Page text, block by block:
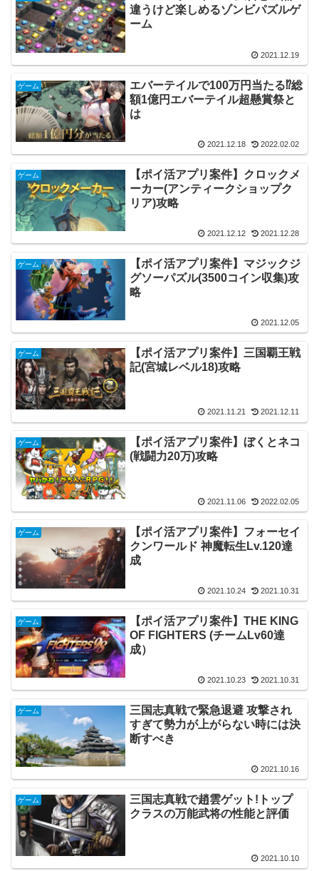
違うけど楽しめるゾンビパズルゲ
ーム
2021.12.19
ゲーム
エバーテイルで100万円当たる⁉総
額1億円エバーテイル超懸賞祭と
は
2021.12.18 2022.02.02
ゲーム
【ポイ活アプリ案件】クロックメ
ーカー(アンティークショップク
リア)攻略
2021.12.12 2021.12.28
ゲーム
【ポイ活アプリ案件】マジックジ
グソーパズル(3500コイン収集)攻
略
2021.12.05
ゲーム
【ポイ活アプリ案件】三国覇王戦
記(宮城レベル18)攻略
2021.11.21 2021.12.11
ゲーム
【ポイ活アプリ案件】ぼくとネコ
(戦闘力20万)攻略
2021.11.06 2022.02.05
ゲーム
【ポイ活アプリ案件】フォーセイ
クンワールド 神魔転生Lv.120達
成
2021.10.24 2021.10.31
ゲーム
【ポイ活アプリ案件】THE KING
OF FIGHTERS (チームLv60達
成）
2021.10.23 2021.10.31
ゲーム
三国志真戦で緊急退避 攻撃され
すぎて勢力が上がらない時には決
断すべき
2021.10.16
ゲーム
三国志真戦で趙雲ゲット!トップ
クラスの万能武将の性能と評価
2021.10.10